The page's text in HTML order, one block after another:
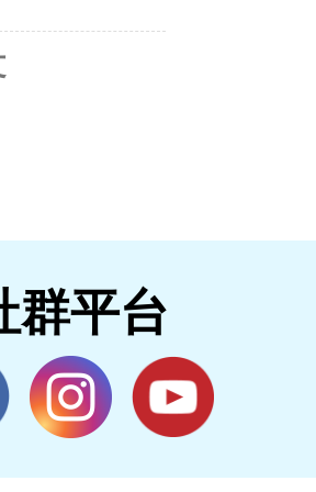
群平台